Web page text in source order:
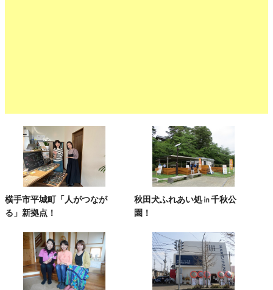
横手市平城町「人がつなが
る」新拠点！
秋田犬ふれあい処㏌千秋公
園！